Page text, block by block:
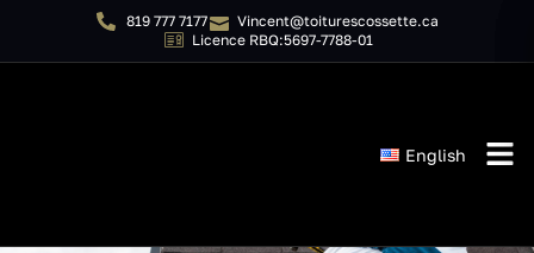
819 777 7177
Vincent@toiturescossette.ca
Licence RBQ:5697-7788-01
English